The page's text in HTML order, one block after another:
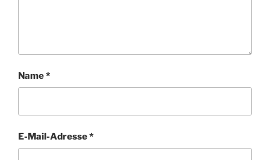
Name*
E-Mail-Adresse*